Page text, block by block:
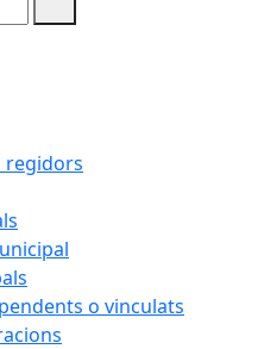
regidors
o vinculats